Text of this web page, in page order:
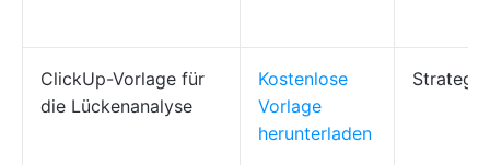
ClickUp-Vorlage für
die Lückenanalyse
Kostenlose
Vorlage
herunterladen